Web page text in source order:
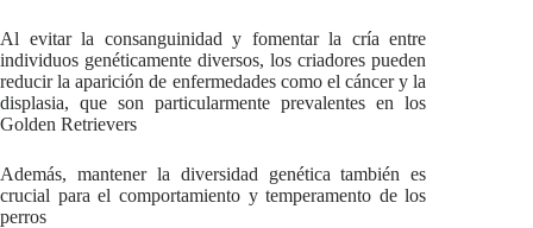
Al evitar la consanguinidad y fomentar la cría entre
individuos genéticamente diversos, los criadores pueden
reducir la aparición de enfermedades como el cáncer y la
displasia, que son particularmente prevalentes en los
Golden Retrievers
Además, mantener la diversidad genética también es
crucial para el comportamiento y temperamento de los
perros